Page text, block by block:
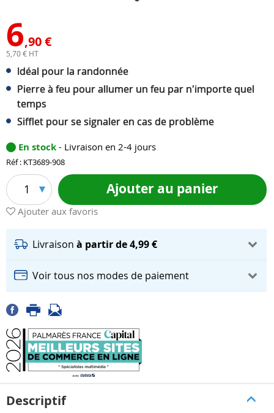
6,90 €
5,70 € HT
Idéal pour la randonnée
Pierre à feu pour allumer un feu par n'importe quel
temps
Sifflet pour se signaler en cas de problème
En stock - Livraison en 2-4 jours
Réf : KT3689-908
1 Ajouter au panier
Ajouter aux favoris
Livraison à partir de 4,99 €
Voir tous nos modes de paiement
Descriptif